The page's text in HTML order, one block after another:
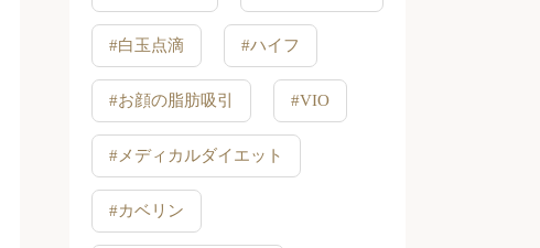
#白玉点滴 #ハイフ
#お顔の脂肪吸引 #VIO
#メディカルダイエット
#カベリン